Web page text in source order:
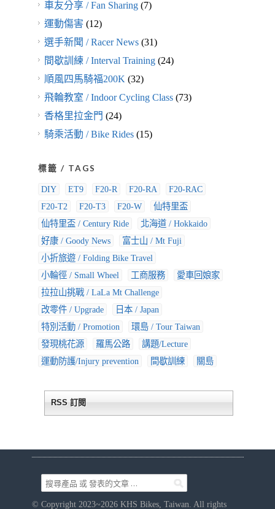
車友分享 / Fan Sharing(7)
運動傷害(12)
選手新聞 / Racer News(31)
間歇訓練 / Interval Training(24)
順風四馬騎福200K (32)
飛輪教室 / Indoor Cycling Class(73)
香格里拉金門 (24)
騎乘活動 / Bike Rides(15)
標籤 / TAGS
DIY ET9 F20-R F20-RA
F20-RAC
F20-T2
F20-T3 F20-W
仙特里盃
仙特里盃 / Century Ride
北海道 / Hokkaido
好康 / Goody News
富士山 / Mt Fuji
小折旅遊 / Folding Bike Travel
小輪徑 / Small Wheel
工商服務
愛車回娘家
拉拉山挑戰 / LaLa Mt Challenge
改零件 / Upgrade
日本 / Japan
特別活動 / Promotion
環島 / Tour Taiwan
發現桃花源
羅馬公路
講題/Lecture
運動防護/Injury prevention
間歇訓練 關島
RSS 訂閱
© Copyright 2023~2026 KHS Bikes, Taiwan. All rights